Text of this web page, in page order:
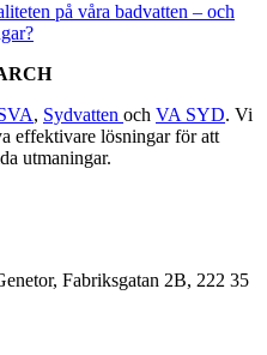
på våra badvatten – och
, Sydvatten och VA SYD. Vi
effektivare lösningar för att
utmaningar.
Fabriksgatan 2B, 222 35